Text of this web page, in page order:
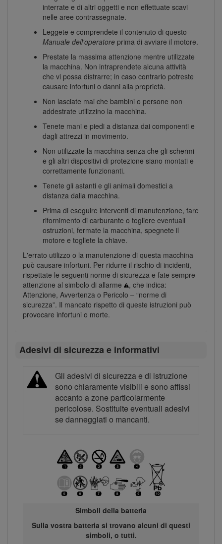
interrate e di altri oggetti e non effettuate scavi
nelle aree contrassegnate.
Leggete e comprendete il contenuto di questo
Manuale dell'operatore prima di avviare il motore.
Prestate la massima attenzione mentre utilizzate
la macchina. Non intraprendete alcuna attività
che vi possa distrarre; in caso contrario potreste
causare infortuni o danni alla proprietà.
Non lasciate mai che bambini o persone non
addestrate utilizzino la macchina.
Tenete mani e piedi a distanza dai componenti e
dagli attrezzi in movimento.
Non utilizzate la macchina senza che gli schermi
e gli altri dispositivi di protezione siano montati e
correttamente funzionanti.
Tenete gli astanti e gli animali domestici a
distanza dalla macchina.
Prima di eseguire interventi di manutenzione, fare
rifornimento di carburante o togliere eventuali
ostruzioni, fermate la macchina, spegnete il
motore e togliete la chiave.
L'errato utilizzo o la manutenzione di questa macchina
può causare infortuni. Per ridurre il rischio di incidenti,
rispettate le seguenti norme di sicurezza e fate sempre
attenzione al simbolo di allarme
, che indica:
Attenzione, Avvertenza o Pericolo – “norme di
sicurezza”. Il mancato rispetto di queste istruzioni può
provocare infortuni o morte.
Adesivi di sicurezza e informativi
Gli adesivi di sicurezza e di istruzione
sono chiaramente visibili e sono affissi
accanto a zone particolarmente
pericolose. Sostituite eventuali adesivi
se danneggiati o mancanti.
Simboli della batteria
Sulla vostra batteria si trovano alcuni di questi
simboli, o tutti.